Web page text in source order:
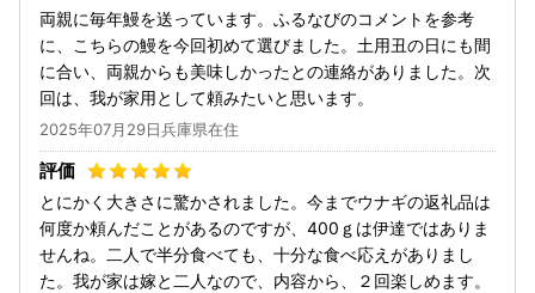
両親に毎年鰻を送っています。ふるなびのコメントを参考
に、こちらの鰻を今回初めて選びました。土用丑の日にも間
に合い、両親からも美味しかったとの連絡がありました。次
回は、我が家用として頼みたいと思います。
2025年07月29日兵庫県在住
とにかく大きさに驚かされました。今までウナギの返礼品は
何度か頼んだことがあるのですが、400ｇは伊達ではありま
せんね。二人で半分食べても、十分な食べ応えがありまし
た。我が家は嫁と二人なので、内容から、２回楽しめます。